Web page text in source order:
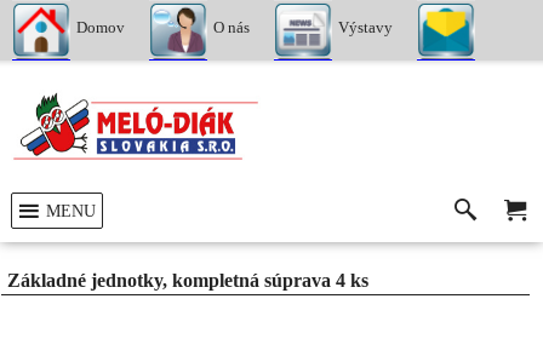
Domov O nás Výstavy
MENU
Základné jednotky, kompletná súprava 4 ks